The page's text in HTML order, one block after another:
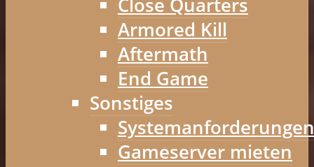
Close Quarters
Armored Kill
Aftermath
End Game
Sonstiges
Systemanforderungen
Gameserver mieten